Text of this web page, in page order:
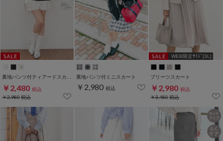
裏地パンツ付ティアードスカート
￥2,480 税込
￥2,980税込
裏地パンツ付ミニスカート
￥2,980 税込
WEB限定ｻｲｽﾞ[3L]
プリーツスカート
￥2,980 税込
￥3,480税込